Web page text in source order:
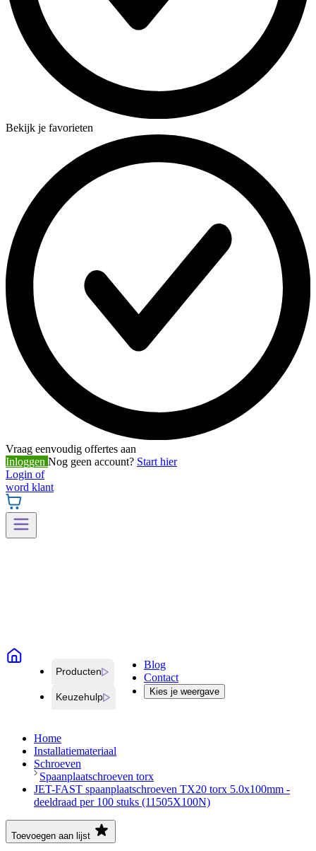
Bekijk je favorieten
Vraag eenvoudig offertes aan
Inloggen Nog geen account? Start hier
Login of
word klant
Producten
Keuzehulp
Blog
Contact
Kies je weergave
Home
Installatiemateriaal
Schroeven
Spaanplaatschroeven torx
JET-FAST spaanplaatschroeven TX20 torx 5.0x100mm -
deeldraad per 100 stuks (11505X100N)
Toevoegen aan lijst